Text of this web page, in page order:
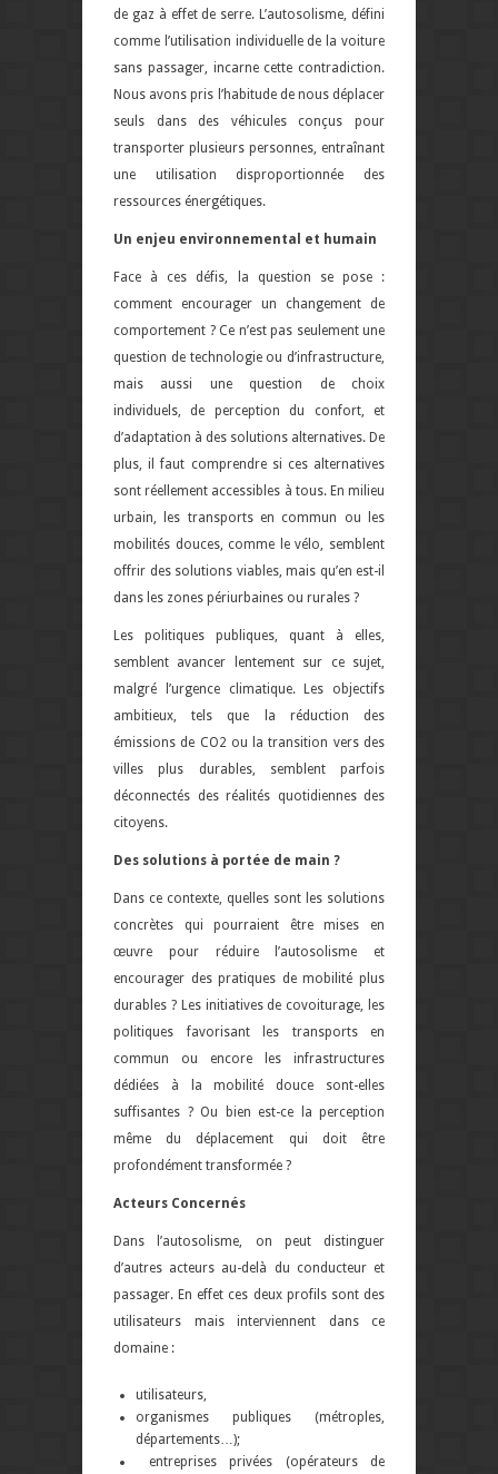
de gaz à effet de serre. L’autosolisme, défini
comme l’utilisation individuelle de la voiture
sans passager, incarne cette contradiction.
Nous avons pris l’habitude de nous déplacer
seuls dans des véhicules conçus pour
transporter plusieurs personnes, entraînant
une utilisation disproportionnée des
ressources énergétiques.
Un enjeu environnemental et humain
Face à ces défis, la question se pose :
comment encourager un changement de
comportement ? Ce n’est pas seulement une
question de technologie ou d’infrastructure,
mais aussi une question de choix
individuels, de perception du confort, et
d’adaptation à des solutions alternatives. De
plus, il faut comprendre si ces alternatives
sont réellement accessibles à tous. En milieu
urbain, les transports en commun ou les
mobilités douces, comme le vélo, semblent
offrir des solutions viables, mais qu’en est-il
dans les zones périurbaines ou rurales ?
Les politiques publiques, quant à elles,
semblent avancer lentement sur ce sujet,
malgré l’urgence climatique. Les objectifs
ambitieux, tels que la réduction des
émissions de CO2 ou la transition vers des
villes plus durables, semblent parfois
déconnectés des réalités quotidiennes des
citoyens.
Des solutions à portée de main ?
Dans ce contexte, quelles sont les solutions
concrètes qui pourraient être mises en
œuvre pour réduire l’autosolisme et
encourager des pratiques de mobilité plus
durables ? Les initiatives de covoiturage, les
politiques favorisant les transports en
commun ou encore les infrastructures
dédiées à la mobilité douce sont-elles
suffisantes ? Ou bien est-ce la perception
même du déplacement qui doit être
profondément transformée ?
Acteurs Concernés
Dans l’autosolisme, on peut distinguer
d’autres acteurs au-delà du conducteur et
passager. En effet ces deux profils sont des
utilisateurs mais interviennent dans ce
domaine :
utilisateurs,
organismes publiques (métroples,
départements…);
entreprises privées (opérateurs de